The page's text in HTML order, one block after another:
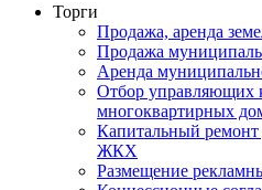
Торги
Продажа, аренда
Продажа
Аренда
Отбор управляющих
многоквартирных
Капитальный ремонт
ЖКХ
Размещение